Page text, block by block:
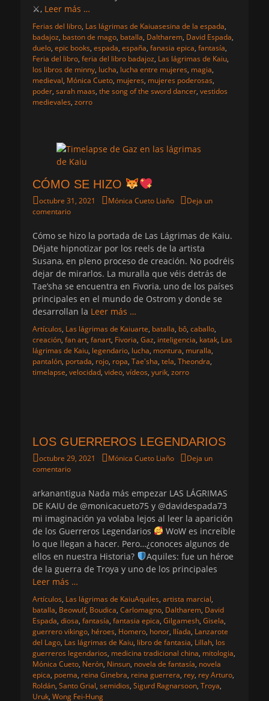
⚔, Leer más …
Categorias
Ferias del libro, Las lágrimas de KaiuEtiquetas
asesina de la espada,
badajoz, baston de mago, batalla, Daltharem, David Espada,
duelo, epic books, espada, españa, fanasia epica, fantasía,
Feria del libro, feria del libro badajoz, Las lágrimas de Kaiu,
los libros de minny, lucha, lucha entre mujeres, magia,
medieval, Mónica Cueto, mujeres, mujeres poderosas,
poder, sarah maas, the song of the sword dancer, vestidos
medievales, zorro
CÓMO SE HIZO
Publicado
el
octubre 31, 2021 Autor
Mónica Cueto Liaño
Deja un
comentario
Cómo se hizo la portada de Las Lágrimas de Kaiu.
Déjate hipnotizar por los reels de la artista
Susana, en pleno proceso de creación. No podréis
dejar de mirarlos. La muralla que véis detrás de
Tae’sha se encuentra en Fivoria, uno de los países
principales en el mundo de Ostrom y donde se
desarrollan la Leer más …
Categorias
Artículos, Las lágrimas de KaiuEtiquetas
arte, batalla, bô, caballo,
creación, fan art, fanart, Fivoria, Gaz, inteligencia, katak, Las
lágrimas de Kaiu, legendario, lucha, montura, muralla,
pantalón, portada, rojo, ropa, Tae'sha, tela, Theondra,
timelapse, velocidad, video, vídeos, yurik, zorro
LOS GUERREROS LEGENDARIOS
Publicado
el
octubre 29, 2021 Autor
Mónica Cueto Liaño
Deja un
comentario
arkanantigua Nada más empezar LAS LÁGRIMAS
DE KAIU de @monicacueto75 y @davidespada73
mi imaginación ya volaba lejos al leer la aparición
de los Guerreros Legendarios
WoW es increíble
lo que llegan a hacer. Pero…¿conoces algunos de
ellos en nuestra Historia?
Aquiles: fue un héroe
de la guerra de Troya y uno de los principales
Leer más …
Categorias
Artículos, Las lágrimas de KaiuEtiquetas
Aquiles, artista marcial,
batalla, Beowulf, Boudica, Carlomagno, Daltharem, David
Espada, diosa, fantasía, fantasia epica, Gilgamesh, Gisela,
guerrero vikingo, héroes, Homero, honor, Ilíada, Lanzarote
del Lago, Las lágrimas de Kaiu, libro de fantasia, Lillah, los
guerreros legendarios, medicina tradicional china, mitologia,
Mónica Cueto, Nerón, Ninsun, novela de fantasía, novela
epica, poema, reina Ginebra, reina guerrera, rey, rey Arturo,
Roldán, Santo Grial, semidios, Sigurd Ragnarsoon, Troya,
Uruk, Wong Fei-Hung